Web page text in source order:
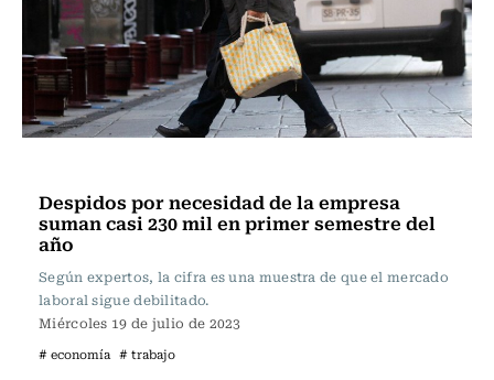
Despidos por necesidad de la empresa
suman casi 230 mil en primer semestre del
año
Según expertos, la cifra es una muestra de que el mercado
laboral sigue debilitado.
Miércoles 19 de julio de 2023
# economía # trabajo